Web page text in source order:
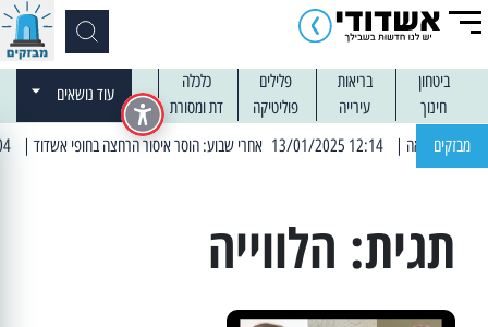
ביטחון בריאות פלילים
כלכלה
חינוך
עירייה פוליטיקה דת ומסורת
עוד נושאים
מבזקים | 12:14 13/01/2025 אחרי שבוע: הוסר איסור הרחצה בחופי אשדוד | 13:04 14/01/2025 עובדים בלילות: עבודות קרצוף וריבוד אספלט
תגית: הלווייה